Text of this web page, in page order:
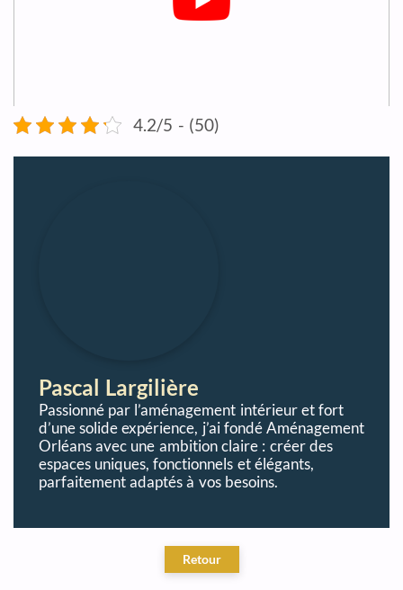
4.2/5 - (50)
Pascal Largilière
Passionné par l’aménagement intérieur et fort
d’une solide expérience, j’ai fondé Aménagement
Orléans avec une ambition claire : créer des
espaces uniques, fonctionnels et élégants,
parfaitement adaptés à vos besoins.